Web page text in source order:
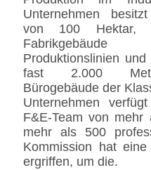
Unternehmen
von 100 Hektar,
Produktionslinien
fast 2.000
Bürogebäude der
Unternehmen
F&E-Team von mehr
mehr als 500
Kommission hat
ergriffen, um die.